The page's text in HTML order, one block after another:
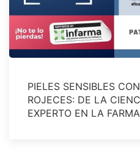
PIELES SENSIBLES
ROJECES: DE LA
EXPERTO EN LA